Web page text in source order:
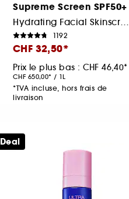
Supreme Screen SPF50+
Hydrating Facial Skinscreen
1192
CHF 32,50
Prix le plus bas : CHF 46,40
CHF 650,00 / 1L
*TVA incluse, hors frais de
livraison
Deal